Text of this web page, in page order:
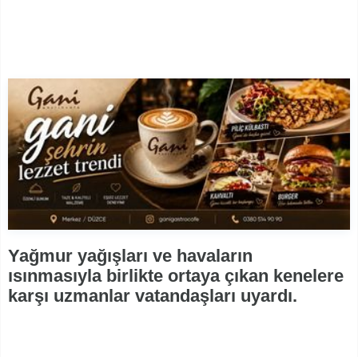
Yağmur yağışları ve havaların
ısınmasıyla birlikte ortaya çıkan kenelere
karşı uzmanlar vatandaşları uyardı.